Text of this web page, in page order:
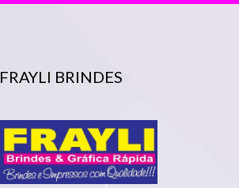
FRAYLI BRINDES